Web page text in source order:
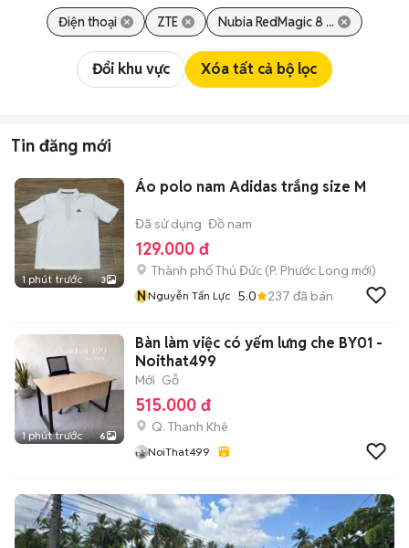
Điện thoại ZTE Nubia RedMagic 8 ...
Đổi khu vực Xóa tất cả bộ lọc
Tin đăng mới
1 phút trước 3
Áo polo nam Adidas trắng size M
Đã sử dụng Đồ nam
129.000 đ
Thành phố Thủ Đức (P. Phước Long mới)
NNguyễn Tấn Lực 5.0 237 đã bán
1 phút trước 6
Bàn làm việc có yếm lưng che BY01 -
Noithat499
Mới Gỗ
515.000 đ
Q. Thanh Khê
NoiThat499